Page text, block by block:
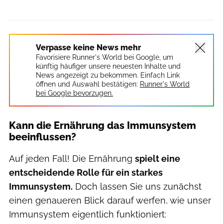
Verpasse keine News mehr
Favorisiere Runner's World bei Google, um
künftig häufiger unsere neuesten Inhalte und
News angezeigt zu bekommen. Einfach Link
öffnen und Auswahl bestätigen: Runner's World
bei Google bevorzugen.
Kann die Ernährung das Immunsystem
beeinflussen?
Auf jeden Fall! Die Ernährung spielt eine
entscheidende Rolle für ein starkes
Immunsystem. Doch lassen Sie uns zunächst
einen genaueren Blick darauf werfen, wie unser
Immunsystem eigentlich funktioniert: